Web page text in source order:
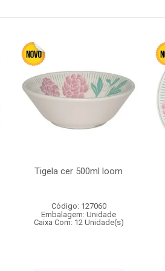
Tigela cer 500ml loom
Código: 127060
Embalagem: Unidade
Caixa Com: 12 Unidade(s)